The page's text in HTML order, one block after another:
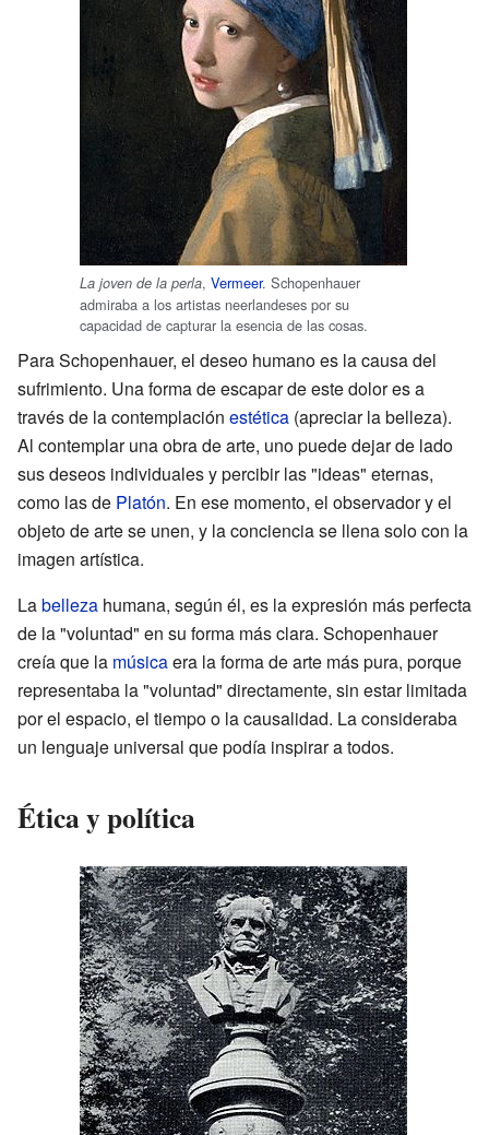
La joven de la perla, Vermeer. Schopenhauer
admiraba a los artistas neerlandeses por su
capacidad de capturar la esencia de las cosas.
Para Schopenhauer, el deseo humano es la causa del
sufrimiento. Una forma de escapar de este dolor es a
través de la contemplación estética (apreciar la belleza).
Al contemplar una obra de arte, uno puede dejar de lado
sus deseos individuales y percibir las "ideas" eternas,
como las de Platón. En ese momento, el observador y el
objeto de arte se unen, y la conciencia se llena solo con la
imagen artística.
Labelleza humana, según él, es la expresión más perfecta
de la "voluntad" en su forma más clara. Schopenhauer
creía que la músicaera la forma de arte más pura, porque
representaba la "voluntad" directamente, sin estar limitada
por el espacio, el tiempo o la causalidad. La consideraba
un lenguaje universal que podía inspirar a todos.
Ética y política